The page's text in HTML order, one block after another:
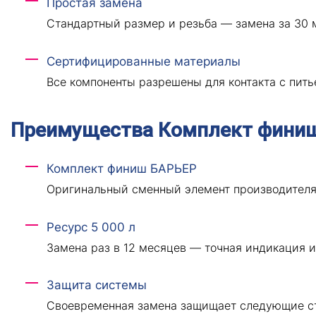
Простая замена
Стандартный размер и резьба — замена за 30
Сертифицированные материалы
Все компоненты разрешены для контакта с
Преимущества Комплект
Комплект финиш БАРЬЕР
Оригинальный сменный элемент
Ресурс 5 000 л
Замена раз в 12 месяцев — точная индикация
Защита системы
Своевременная замена защищает следующие